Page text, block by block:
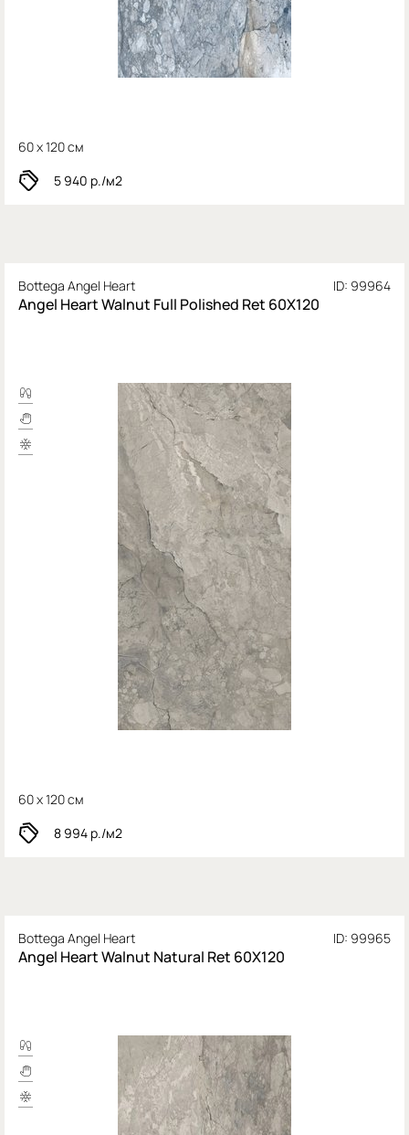
60 x 120 см
5 940 р./м2
Bottega Angel Heart ID: 99964
Angel Heart Walnut Full Polished Ret 60X120
60 x 120 см
8 994 р./м2
Bottega Angel Heart ID: 99965
Angel Heart Walnut Natural Ret 60X120